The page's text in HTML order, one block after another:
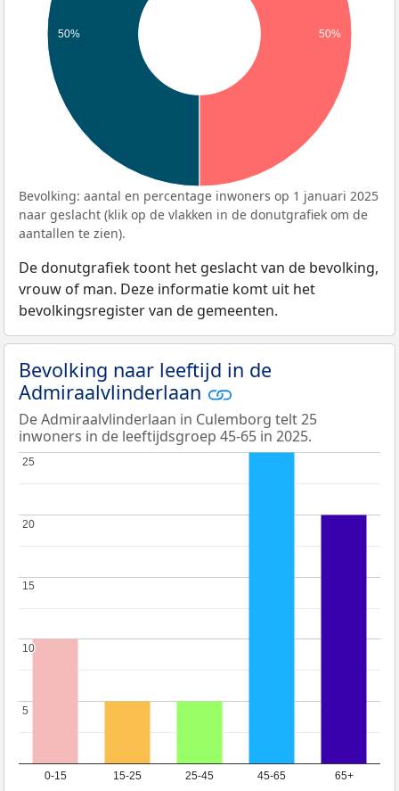
50% 50%
Bevolking: aantal en percentage inwoners op 1 januari 2025
naar geslacht (klik op de vlakken in de donutgrafiek om de
aantallen te zien).
De donutgrafiek toont het geslacht van de bevolking,
vrouw of man. Deze informatie komt uit het
bevolkingsregister van de gemeenten.
Bevolking naar leeftijd in de
Admiraalvlinderlaan
De Admiraalvlinderlaan in Culemborg telt 25
inwoners in de leeftijdsgroep 45-65 in 2025.
0-15 15-25 25-45 45-65 65+
5
5
10
10
15
15
20
20
25
25